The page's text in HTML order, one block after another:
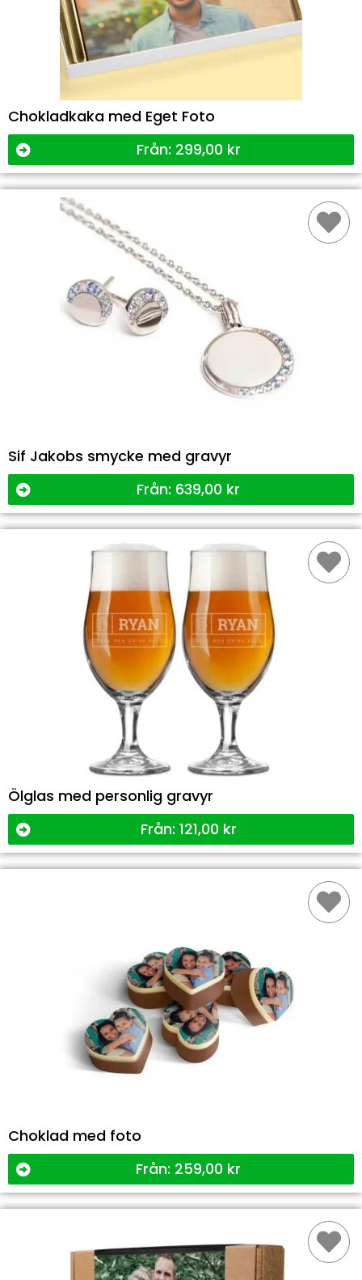
Chokladkaka med Eget Foto
Från: 299,00 kr
Sif Jakobs smycke med gravyr
Från: 639,00 kr
Ölglas med personlig gravyr
Från: 121,00 kr
Choklad med foto
Från: 259,00 kr